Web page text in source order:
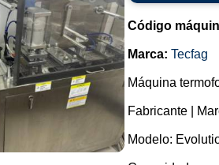
Código
Marca: Tecfag
Máquina
Fabricante |
Modelo: